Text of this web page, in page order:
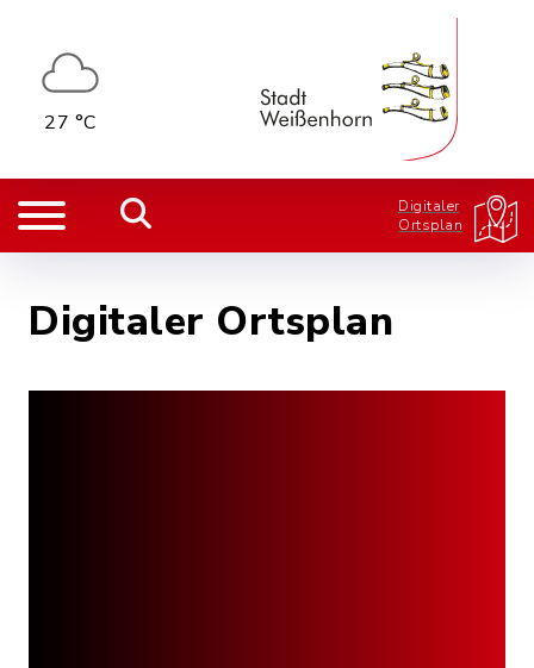
27 °C
Digitaler
Ortsplan
Digitaler Ortsplan